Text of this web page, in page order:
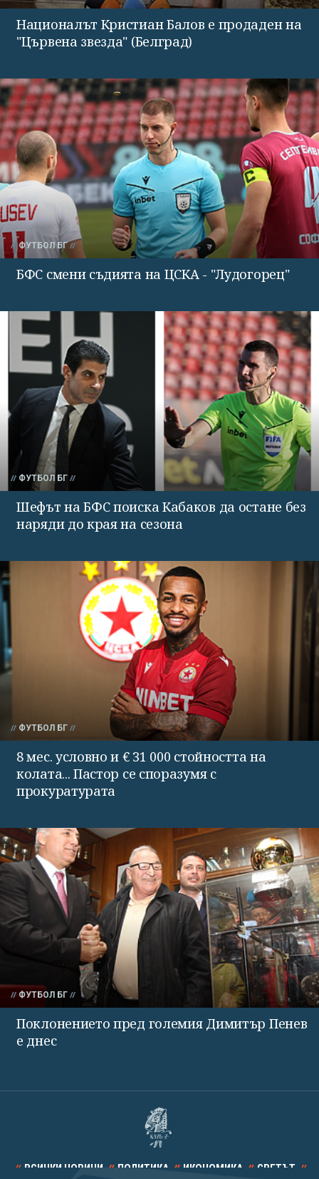
Националът Кристиан Балов е продаден на
"Цървена звезда" (Белград)
ФУТБОЛ БГ
БФС смени съдията на ЦСКА - "Лудогорец"
ФУТБОЛ БГ
Шефът на БФС поиска Кабаков да остане без
наряди до края на сезона
ФУТБОЛ БГ
8 мес. условно и € 31 000 стойността на
колата... Пастор се споразумя с
прокуратурата
ФУТБОЛ БГ
Поклонението пред големия Димитър Пенев
е днес
ВСИЧКИ НОВИНИ ПОЛИТИКА ИКОНОМИКА СВЕТЪТ